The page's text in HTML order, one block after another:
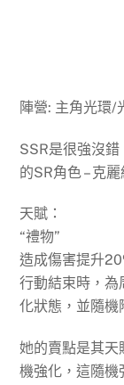
陣營: 主角光環/
SSR是很強沒
的SR角色 – 克麗
天賦：
“禮物”
造成傷害提升
行動結束時，為
化狀態，並隨機
她的賣點是其天
機強化，這隨機